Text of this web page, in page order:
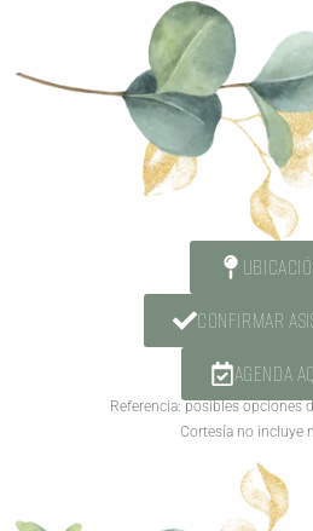
CONFIRMAR
AGENDA
Referencia: posibles opciones
Cortesía no incluye